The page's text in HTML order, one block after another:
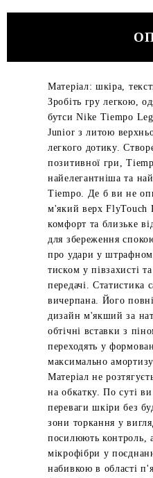
Матеріал: шкіра,
Зробіть гру легкою,
бутси Nike Tiempo
Junior з литою
легкого дотику.
позитивної гри,
найелегантніша та
Tiempo. Де б ви не
м'який верх FlyTouch
комфорт та близьке
для збереження
про удари у
тиском у півзахисті та
передачі. Статистика
вичерпана. Його
дизайн м'якший за
обтічні вставки з
переходять у
максимально
Матеріал не
на обкатку. По суті
переваги шкіри без
зони торкання у
посилюють контроль,
мікрофібри у
набивкою в області